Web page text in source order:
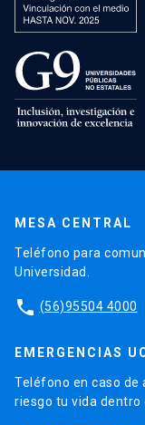
MESA CENTRAL
Teléfono para
Universidad.
phone (56)95504 4000
EMERGENCIAS
Teléfono en caso de
riesgo tu vida dentro